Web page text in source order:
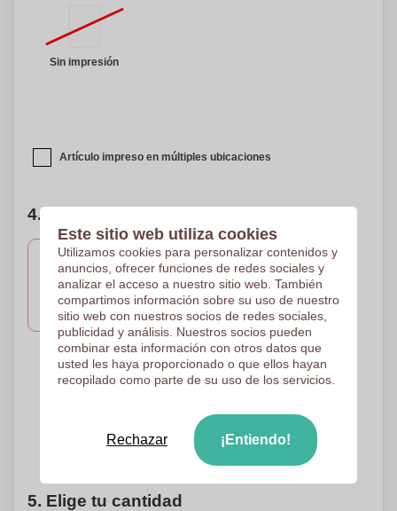
Sin impresión
Artículo impreso en múltiples ubicaciones
4. Número de colores de su diseño
1 Color
Impresión en papel
420 x 297 mm
2 Colores
Impresión en papel
420 x 297 mm
3 Colores
Impresión en papel
420 x 297 mm
4 Colores
¿Necesitas ayuda? Ayúdame a elegir
5. Elige tu cantidad
Este sitio web utiliza cookies
Utilizamos cookies para personalizar contenidos y
anuncios, ofrecer funciones de redes sociales y
analizar el acceso a nuestro sitio web. También
compartimos información sobre su uso de nuestro
sitio web con nuestros socios de redes sociales,
publicidad y análisis. Nuestros socios pueden
combinar esta información con otros datos que
usted les haya proporcionado o que ellos hayan
recopilado como parte de su uso de los servicios.
Rechazar ¡Entiendo!